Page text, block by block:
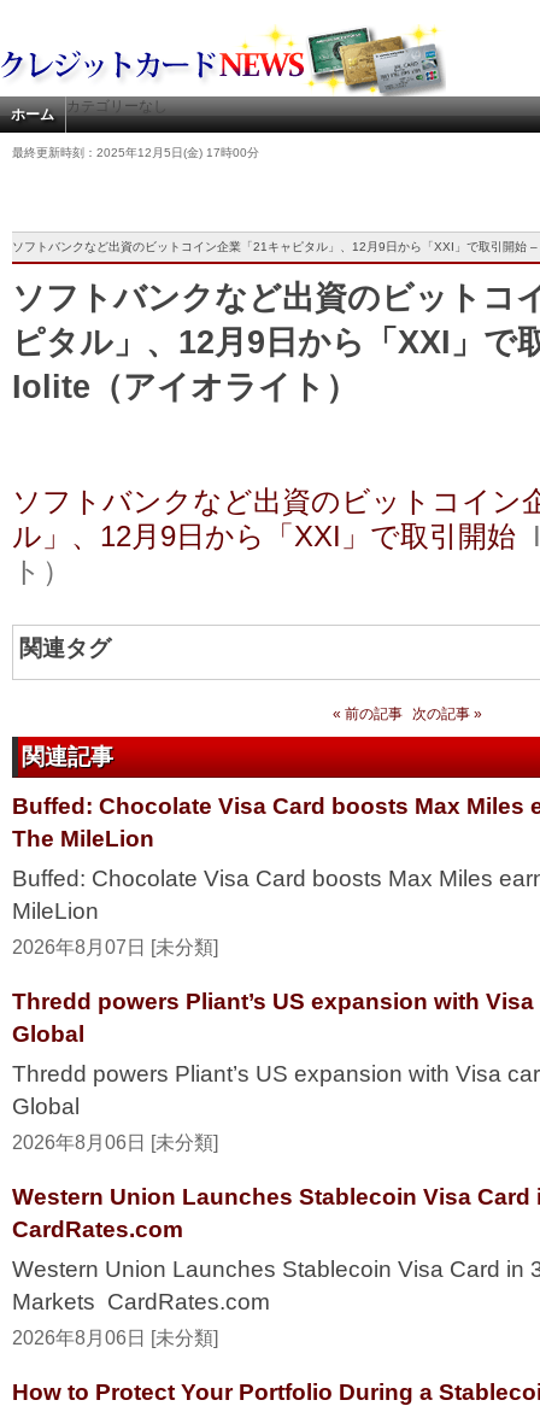
ホーム カテゴリーなし
最終更新時刻：2025年12月5日(金) 17時00分
ソフトバンクなど出資のビットコイン企業「21キャピタル」、12月9日から「XXI」で取引開始
ソフトバンクなど出資のビットコ
ピタル」、12月9日から「XXI」で
Iolite（アイオライト）
ソフトバンクなど出資のビットコイン
ル」、12月9日から「XXI」で取引開始
ト）
関連タグ
« 前の記事 次の記事 »
関連記事
Buffed: Chocolate Visa Card boosts Max Miles
The MileLion
Buffed: Chocolate Visa Card boosts Max Miles
MileLion
2026年8月07日 [未分類]
Thredd powers Pliant’s US expansion with
Global
Thredd powers Pliant’s US expansion with Visa
Global
2026年8月06日 [未分類]
Western Union Launches Stablecoin Visa Card
CardRates.com
Western Union Launches Stablecoin Visa Card in
Markets CardRates.com
2026年8月06日 [未分類]
How to Protect Your Portfolio During a